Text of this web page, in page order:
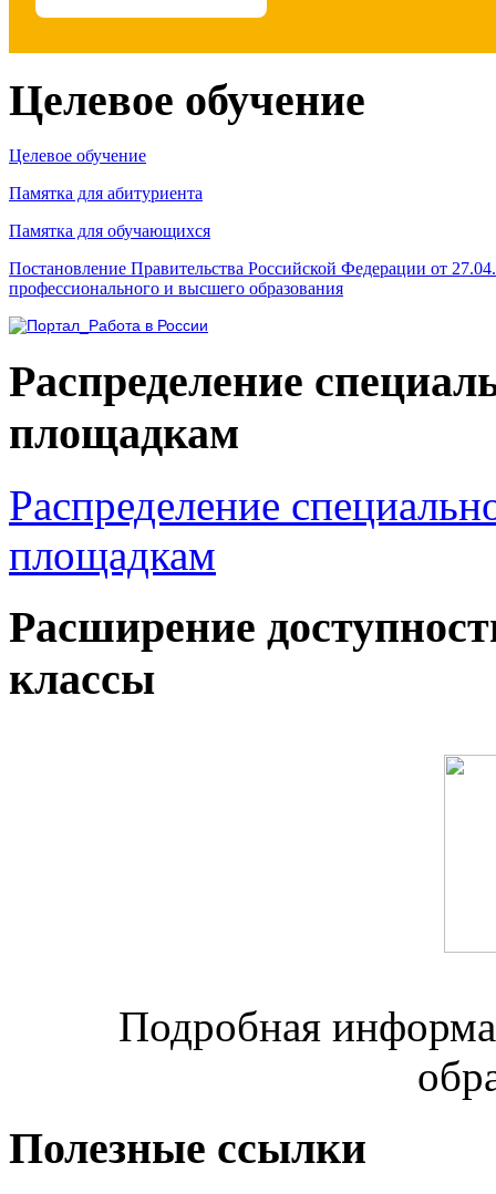
Целевое обучение
Целевое обучение
Памятка для абитуриента
Памятка для обучающихся
Постановление Правительства Российской Федерации от
профессионального и высшего образования
Распределение
площадкам
Распределение
площадкам
Расширение
классы
Подробная
Полезные ссылки